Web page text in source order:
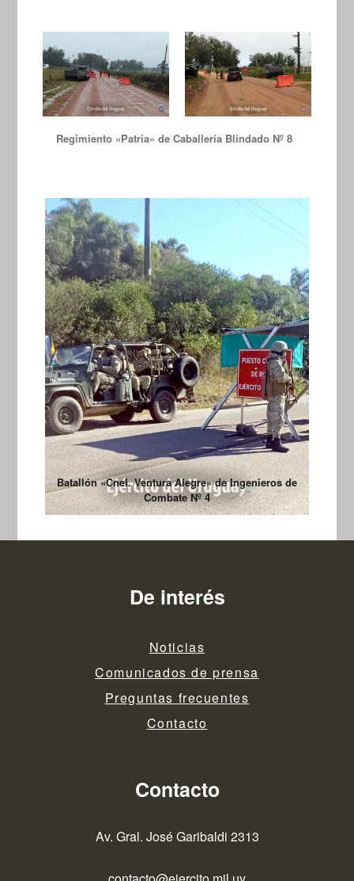
Regimiento «Patria» de Caballería Blindado Nº 8
Batallón «Cnel. Ventura Alegre» de Ingenieros de
Combate Nº 4
De interés
Noticias
Comunicados de prensa
Preguntas frecuentes
Contacto
Contacto
Av. Gral. José Garibaldi 2313